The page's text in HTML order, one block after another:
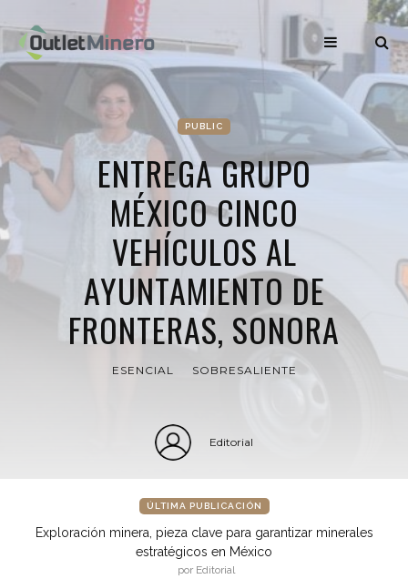
PUBLIC
ENTREGA GRUPO
MÉXICO CINCO
VEHÍCULOS AL
AYUNTAMIENTO DE
FRONTERAS, SONORA
ESENCIAL SOBRESALIENTE
Editorial
ÚLTIMA PUBLICACIÓN
Exploración minera, pieza clave para garantizar minerales
estratégicos en México
por Editorial